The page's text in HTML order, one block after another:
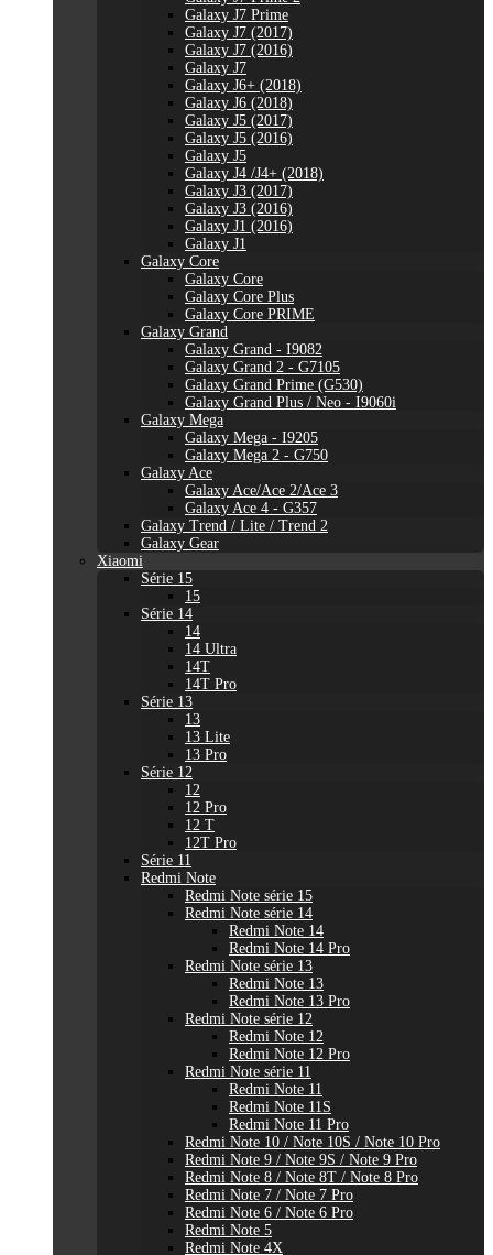
Galaxy J7 Prime
Galaxy J7 (2017)
Galaxy J7 (2016)
Galaxy J7
Galaxy J6+ (2018)
Galaxy J6 (2018)
Galaxy J5 (2017)
Galaxy J5 (2016)
Galaxy J5
Galaxy J4 /J4+ (2018)
Galaxy J3 (2017)
Galaxy J3 (2016)
Galaxy J1 (2016)
Galaxy J1
Galaxy Core
Galaxy Core
Galaxy Core Plus
Galaxy Core PRIME
Galaxy Grand
Galaxy Grand - I9082
Galaxy Grand 2 - G7105
Galaxy Grand Prime (G530)
Galaxy Grand Plus / Neo - I9060i
Galaxy Mega
Galaxy Mega - I9205
Galaxy Mega 2 - G750
Galaxy Ace
Galaxy Ace/Ace 2/Ace 3
Galaxy Ace 4 - G357
Galaxy Trend / Lite / Trend 2
Galaxy Gear
Xiaomi
Série 15
15
Série 14
14
14 Ultra
14T
14T Pro
Série 13
13
13 Lite
13 Pro
Série 12
12
12 Pro
12 T
12T Pro
Série 11
Redmi Note
Redmi Note série 15
Redmi Note série 14
Redmi Note 14
Redmi Note 14 Pro
Redmi Note série 13
Redmi Note 13
Redmi Note 13 Pro
Redmi Note série 12
Redmi Note 12
Redmi Note 12 Pro
Redmi Note série 11
Redmi Note 11
Redmi Note 11S
Redmi Note 11 Pro
Redmi Note 10 / Note 10S / Note 10 Pro
Redmi Note 9 / Note 9S / Note 9 Pro
Redmi Note 8 / Note 8T / Note 8 Pro
Redmi Note 7 / Note 7 Pro
Redmi Note 6 / Note 6 Pro
Redmi Note 5
Redmi Note 4X